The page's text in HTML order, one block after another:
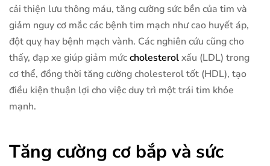
cải thiện lưu thông máu, tăng cường sức bền của tim và
giảm nguy cơ mắc các bệnh tim mạch như cao huyết áp,
đột quỵ hay bệnh mạch vành. Các nghiên cứu cũng cho
thấy, đạp xe giúp giảm mứccholesterolxấu (LDL) trong
cơ thể, đồng thời tăng cường cholesterol tốt (HDL), tạo
điều kiện thuận lợi cho việc duy trì một trái tim khỏe
mạnh.
Tăng cường cơ bắp và sức